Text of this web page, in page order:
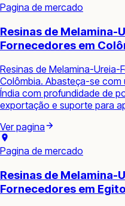
Pagina de mercado
Resinas de Melamina-
Fornecedores em
Resinas de Melamina-
Colômbia. Abasteça-se
Índia com profundidade de
exportação e suporte para
Ver pagina
Pagina de mercado
Resinas de Melamina-
Fornecedores em Egito